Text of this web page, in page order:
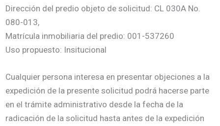
Dirección del predio objeto de solicitud: CL 030A No.
080-013,
Matrícula inmobiliaria del predio: 001-537260
Uso propuesto: Insitucional
Cualquier persona interesa en presentar objeciones a la
expedición de la presente solicitud podrá hacerse parte
en el trámite administrativo desde la fecha de la
radicación de la solicitud hasta antes de la expedición